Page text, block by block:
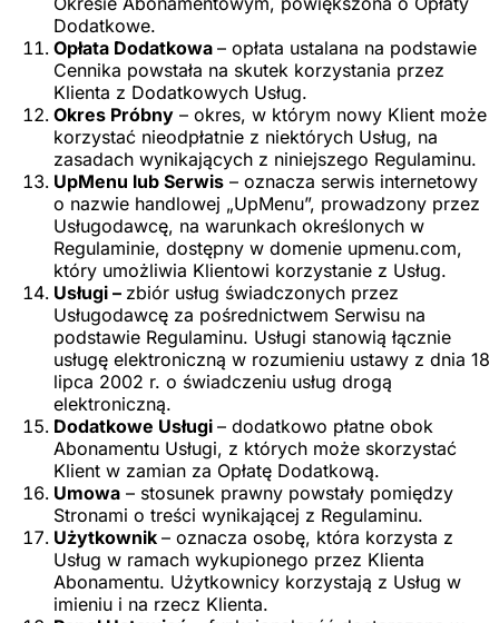
Dodatkowe.
Opłata Dodatkowa – opłata ustalana na podstawie
Cennika powstała na skutek korzystania przez
Klienta z Dodatkowych Usług.
Okres Próbny – okres, w którym nowy Klient może
korzystać nieodpłatnie z niektórych Usług, na
zasadach wynikających z niniejszego Regulaminu.
UpMenu lub Serwis – oznacza serwis internetowy
o nazwie handlowej „UpMenu”, prowadzony przez
Usługodawcę, na warunkach określonych w
Regulaminie, dostępny w domenie upmenu.com,
który umożliwia Klientowi korzystanie z Usług.
Usługi – zbiór usług świadczonych przez
Usługodawcę za pośrednictwem Serwisu na
podstawie Regulaminu. Usługi stanowią łącznie
usługę elektroniczną w rozumieniu ustawy z dnia 18
lipca 2002 r. o świadczeniu usług drogą
elektroniczną.
Dodatkowe Usługi – dodatkowo płatne obok
Abonamentu Usługi, z których może skorzystać
Klient w zamian za Opłatę Dodatkową.
Umowa – stosunek prawny powstały pomiędzy
Stronami o treści wynikającej z Regulaminu.
Użytkownik – oznacza osobę, która korzysta z
Usług w ramach wykupionego przez Klienta
Abonamentu. Użytkownicy korzystają z Usług w
imieniu i na rzecz Klienta.